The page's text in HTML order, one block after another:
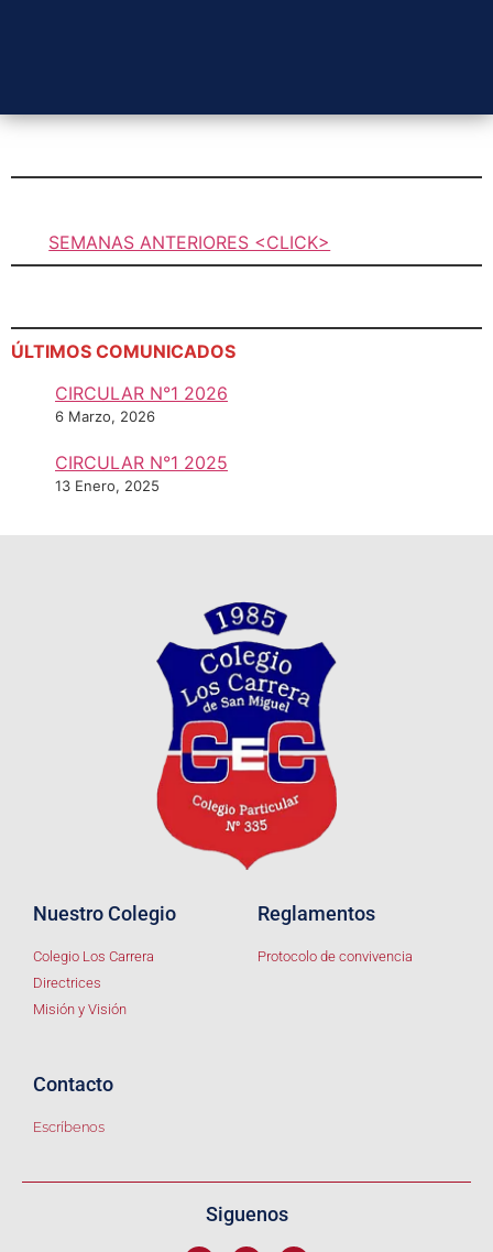
SEMANAS ANTERIORES <CLICK>
ÚLTIMOS COMUNICADOS
CIRCULAR N°1 2026
6 Marzo, 2026
CIRCULAR N°1 2025
13 Enero, 2025
Nuestro Colegio
Colegio Los Carrera
Directrices
Misión y Visión
Reglamentos
Protocolo de convivencia
Contacto
Escríbenos
Siguenos